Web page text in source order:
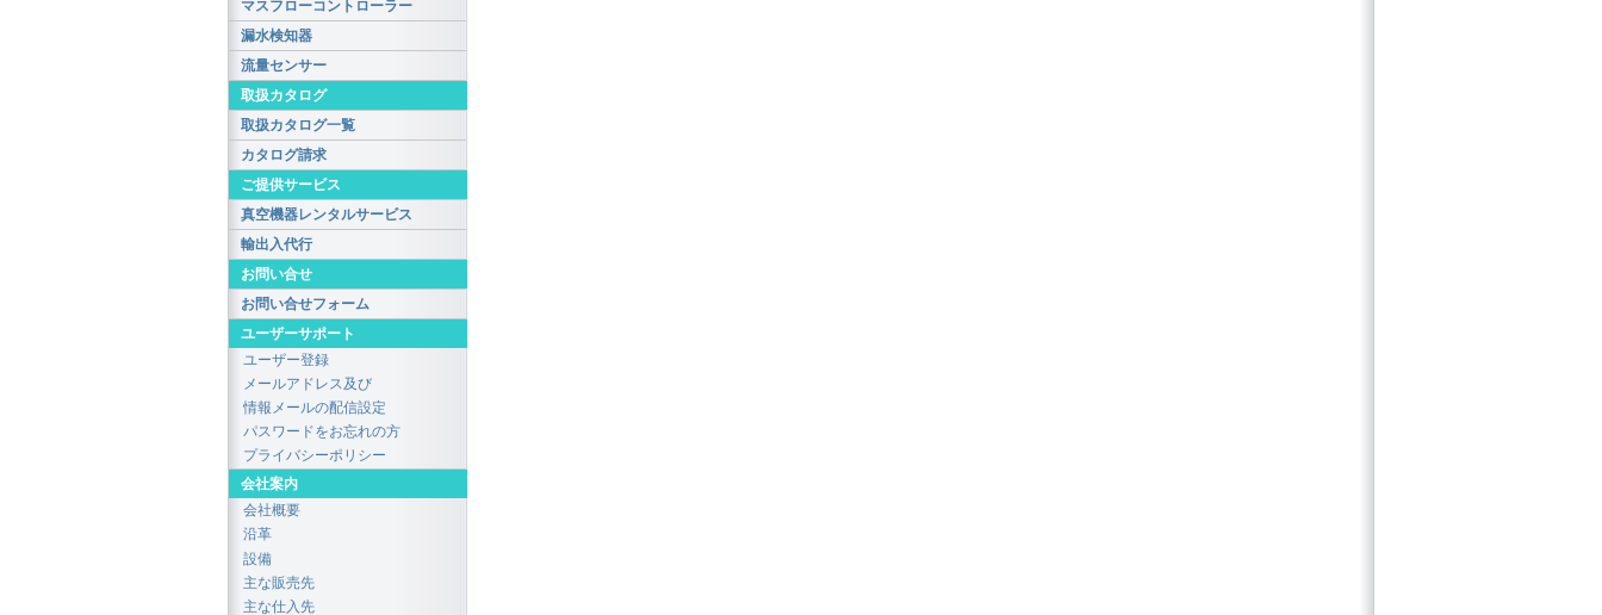
マスフローコントローラー
漏水検知器
流量センサー
取扱カタログ
取扱カタログ一覧
カタログ請求
ご提供サービス
真空機器レンタルサービス
輸出入代行
お問い合せ
お問い合せフォーム
ユーザーサポート
ユーザー登録
メールアドレス及び
情報メールの配信設定
パスワードをお忘れの方
プライバシーポリシー
会社案内
会社概要
沿革
設備
主な販売先
主な仕入先